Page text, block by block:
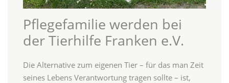
Pflegefamilie werden bei
der Tierhilfe Franken e.V.
Die Alternative zum eigenen Tier – für das man Zeit
seines Lebens Verantwortung tragen sollte – ist,